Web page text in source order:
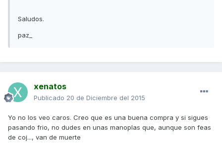
Saludos.
paz_
xenatos
Publicado 20 de Diciembre del 2015
Yo no los veo caros. Creo que es una buena compra y si sigues
pasando frio, no dudes en unas manoplas que, aunque son feas
de coj..., van de muerte